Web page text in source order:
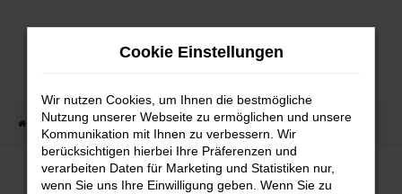
Zum
Startseite Fahrzeugangebote Fahrzeug-Showroom
Cookie Einstellungen
Wir nutzen Cookies, um Ihnen die bestmögliche
Nutzung unserer Webseite zu ermöglichen und unsere
Kommunikation mit Ihnen zu verbessern. Wir
berücksichtigen hierbei Ihre Präferenzen und
verarbeiten Daten für Marketing und Statistiken nur,
wenn Sie uns Ihre Einwilligung geben. Wenn Sie zu